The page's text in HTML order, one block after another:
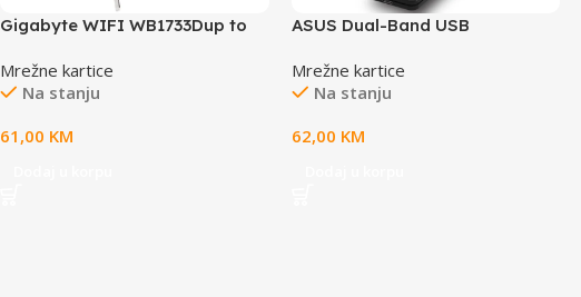
Gigabyte WIFI WB1733Dup to
Mrežne kartice
Na stanju
61,00 KM
ASUS Dual-Band USB
AC58, 400+867 Mbps, USB 3.0,
2.4 Ghz/5 Ghz
Mrežne kartice
Na stanju
62,00 KM